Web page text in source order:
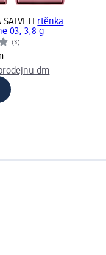
SALVETErtěnka
03, 3,8 g
(3)
dm